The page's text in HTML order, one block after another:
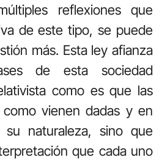
reflexiones que
de este tipo, se puede
más. Esta ley afianza
de esta sociedad
como es que las
vienen dadas y en
su naturaleza, sino que
que cada uno